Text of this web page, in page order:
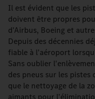
Il est évident que les
doivent être propres
d'Airbus, Boeing et
Depuis des décennies
fiable à l'aéroport
Sans oublier
des pneus sur les
que le nettoyage de la
aimants pour